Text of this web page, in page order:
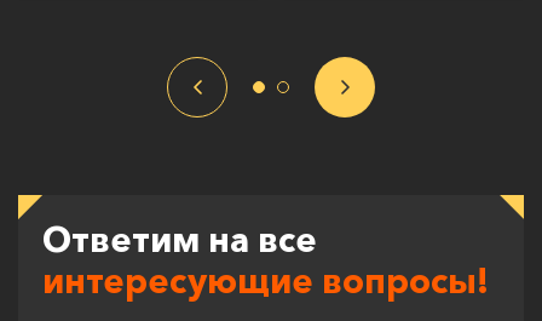
Ответим на все
интересующие вопросы!